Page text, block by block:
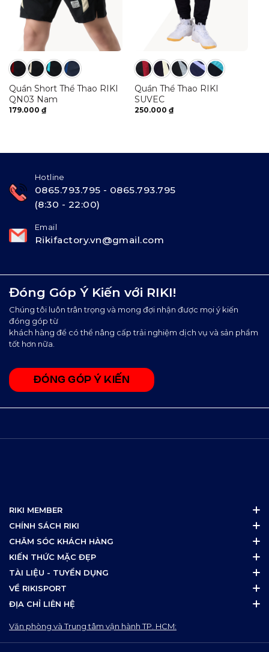
Quần Short Thể Thao RIKI
QN03 Nam
179.000 ₫
Quần Thể Thao RIKI
SUVEC
250.000 ₫
Hotline
0865.793.795 - 0865.793.795
(8:30 - 22:00)
Email
Rikifactory.vn@gmail.com
Đóng Góp Ý Kiến với RIKI!
Chúng tôi luôn trân trọng và mong đợi nhận được mọi ý kiến
đóng góp từ
khách hàng để có thể nâng cấp trải nghiệm dịch vụ và sản phẩm
tốt hơn nữa.
ĐÓNG GÓP Ý KIẾN
RIKI MEMBER
CHÍNH SÁCH RIKI
CHĂM SÓC KHÁCH HÀNG
KIẾN THỨC MẶC ĐẸP
TÀI LIỆU - TUYỂN DỤNG
VỀ RIKISPORT
ĐỊA CHỈ LIÊN HỆ
Văn phòng và Trung tâm vận hành TP. HCM: